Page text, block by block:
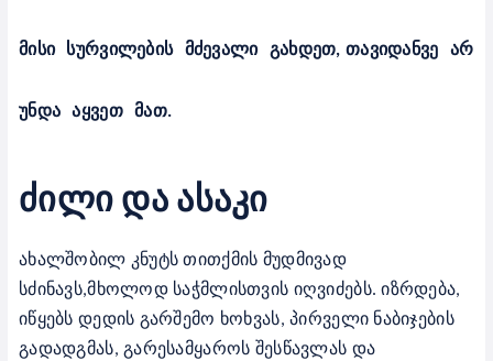
მისი სურვილების მძევალი გახდეთ, თავიდანვე არ
უნდა აყვეთ მათ.
ძილი და ასაკი
ახალშობილ კნუტს თითქმის მუდმივად
სძინავს,მხოლოდ საჭმლისთვის იღვიძებს. იზრდება,
იწყებს დედის გარშემო ხოხვას, პირველი ნაბიჯების
გადადგმას, გარესამყაროს შესწავლას და